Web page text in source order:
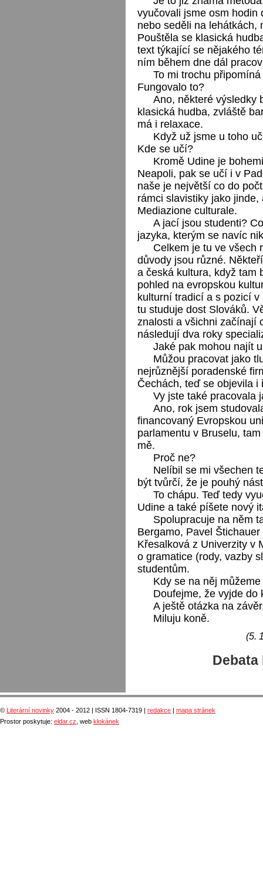
vyučovali jsme osm hodin
nebo seděli na lehátkách,
Pouštěla se klasická
text týkající se nějakého
ním během dne dál
To mi trochu
Fungovalo to?
Ano, některé výsledky
klasická hudba, zvláště
má i relaxace.
Když už jsme u toho
Kde se učí?
Kromě Udine je
Neapoli, pak se učí i v
naše je největší co do
rámci slavistiky jako
Mediazione culturale.
A jací jsou studenti?
jazyka, kterým se navíc
Celkem je tu ve všech
důvody jsou různé.
a česká kultura, když tam
pohled na evropskou
kulturní tradicí a s pozicí
tu studuje dost Slováků.
znalosti a všichni začínají
následují dva roky
Jaké pak mohou najít
Můžou pracovat jako
nejrůznější poradenské
Čechách, teď se objevila
Vy jste také pracovala
Ano, rok jsem
financovaný Evropskou
parlamentu v Bruselu,
mě.
Proč ne?
Nelíbil se mi všechen
být tvůrčí, že je pouhý
To chápu. Teď tedy
Udine a také píšete nový
Spolupracuje na něm
Bergamo, Pavel
Křesalková z Univerzity v
o gramatice (rody, vazby
studentům.
Kdy se na něj
Doufejme, že vyjde do
A ještě otázka na
Miluju koně.
(5.
Debata
© Literární novinky 2004 - 2012 | ISSN 1804-7319 | redakce
mapa stránek
Prostor poskytuje: eldar.cz , web klokánek